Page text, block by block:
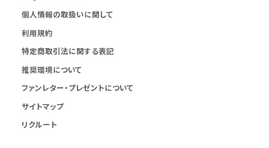
個人情報の取扱いに関して
利用規約
特定商取引法に関する表記
推奨環境について
ファンレター・プレゼントについて
サイトマップ
リクルート